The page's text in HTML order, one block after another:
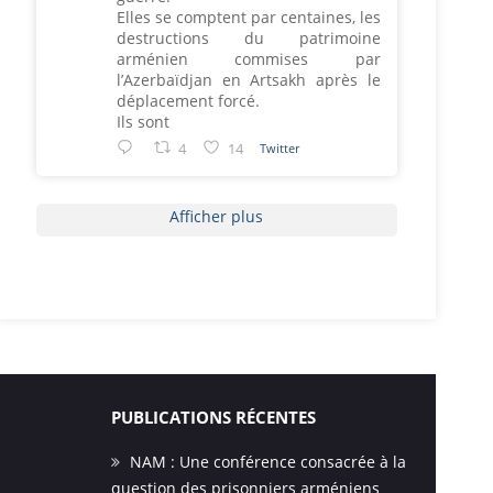
Elles se comptent par centaines, les
destructions du patrimoine
arménien commises par
l’Azerbaïdjan en Artsakh après le
déplacement forcé.
Ils sont
4 14 Twitter
Afficher plus
PUBLICATIONS RÉCENTES
NAM : Une conférence consacrée à la
question des prisonniers arméniens